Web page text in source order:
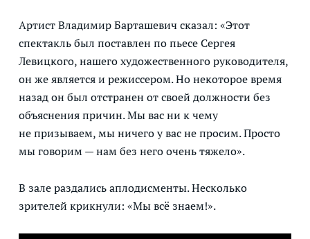
Артист Владимир Барташевич сказал: «Этот
спектакль был поставлен по пьесе Сергея
Левицкого, нашего художественного руководителя,
он же является и режиссером. Но некоторое время
назад он был отстранен от своей должности без
объяснения причин. Мы вас ни к чему
не призываем, мы ничего у вас не просим. Просто
мы говорим — нам без него очень тяжело».
В зале раздались аплодисменты. Несколько
зрителей крикнули: «Мы всё знаем!».